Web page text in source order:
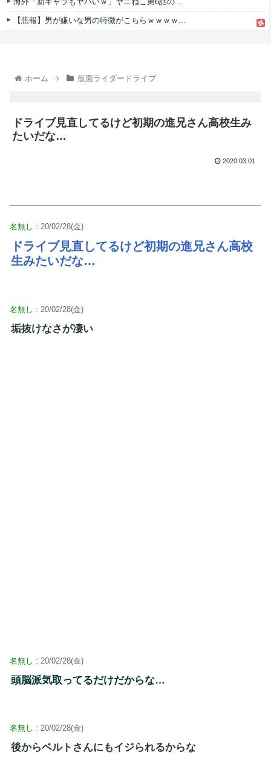
【悲報】男が嫌いな男の特徴がこちらｗｗｗｗ...
ホーム 仮面ライダードライブ
ドライブ見直してるけど初期の進兄さん高校生み
たいだな…
2020.03.01
名無し : 20/02/28(金)
ドライブ見直してるけど初期の進兄さん高校
生みたいだな…
名無し : 20/02/28(金)
垢抜けなさが凄い
名無し : 20/02/28(金)
頭脳派気取ってるだけだからな…
名無し : 20/02/28(金)
後からベルトさんにもイジられるからな